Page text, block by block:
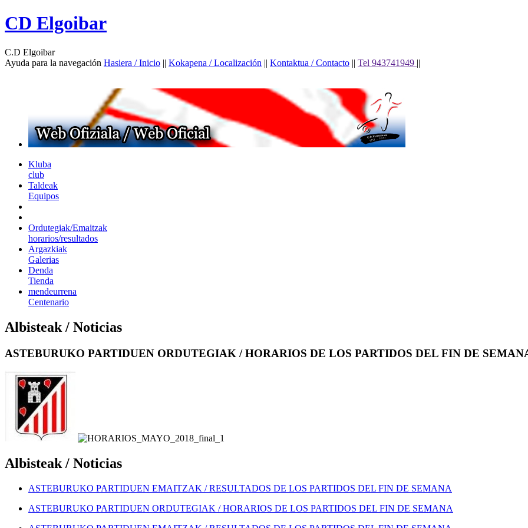
CD Elgoibar
C.D Elgoibar
Ayuda para la navegación Hasiera / Inicio || Kokapena / Localización || Kontaktua / Contacto || Tel 943741949 ||
Kluba
club
Taldeak
Equipos
Ordutegiak/Emaitzak
horarios/resultados
Argazkiak
Galerias
Denda
Tienda
mendeurrena
Centenario
Albisteak / Noticias
ASTEBURUKO PARTIDUEN ORDUTEGIAK / HORARIOS DE LOS PARTIDOS DEL FIN DE
Albisteak / Noticias
ASTEBURUKO PARTIDUEN EMAITZAK / RESULTADOS DE LOS PARTIDOS DEL FIN DE SEMANA
ASTEBURUKO PARTIDUEN ORDUTEGIAK / HORARIOS DE LOS PARTIDOS DEL FIN DE SEMANA